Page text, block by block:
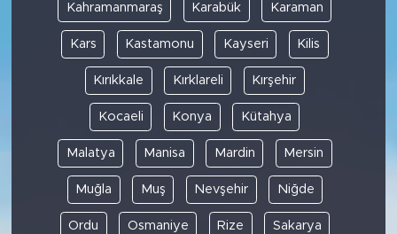
Kahramanmaraş Karabük Karaman
Kars Kastamonu Kayseri Kilis
Kırıkkale Kırklareli Kırşehir
Kocaeli Konya Kütahya
Malatya Manisa Mardin Mersin
Muğla Muş Nevşehir Niğde
Ordu Osmaniye Rize Sakarya